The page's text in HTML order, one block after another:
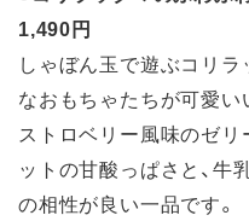
1,490円
しゃぼん玉で遊ぶコリ
なおもちゃたちが可愛い
ストロベリー風味のゼ
ットの甘酸っぱさと、牛
の相性が良い一品です。